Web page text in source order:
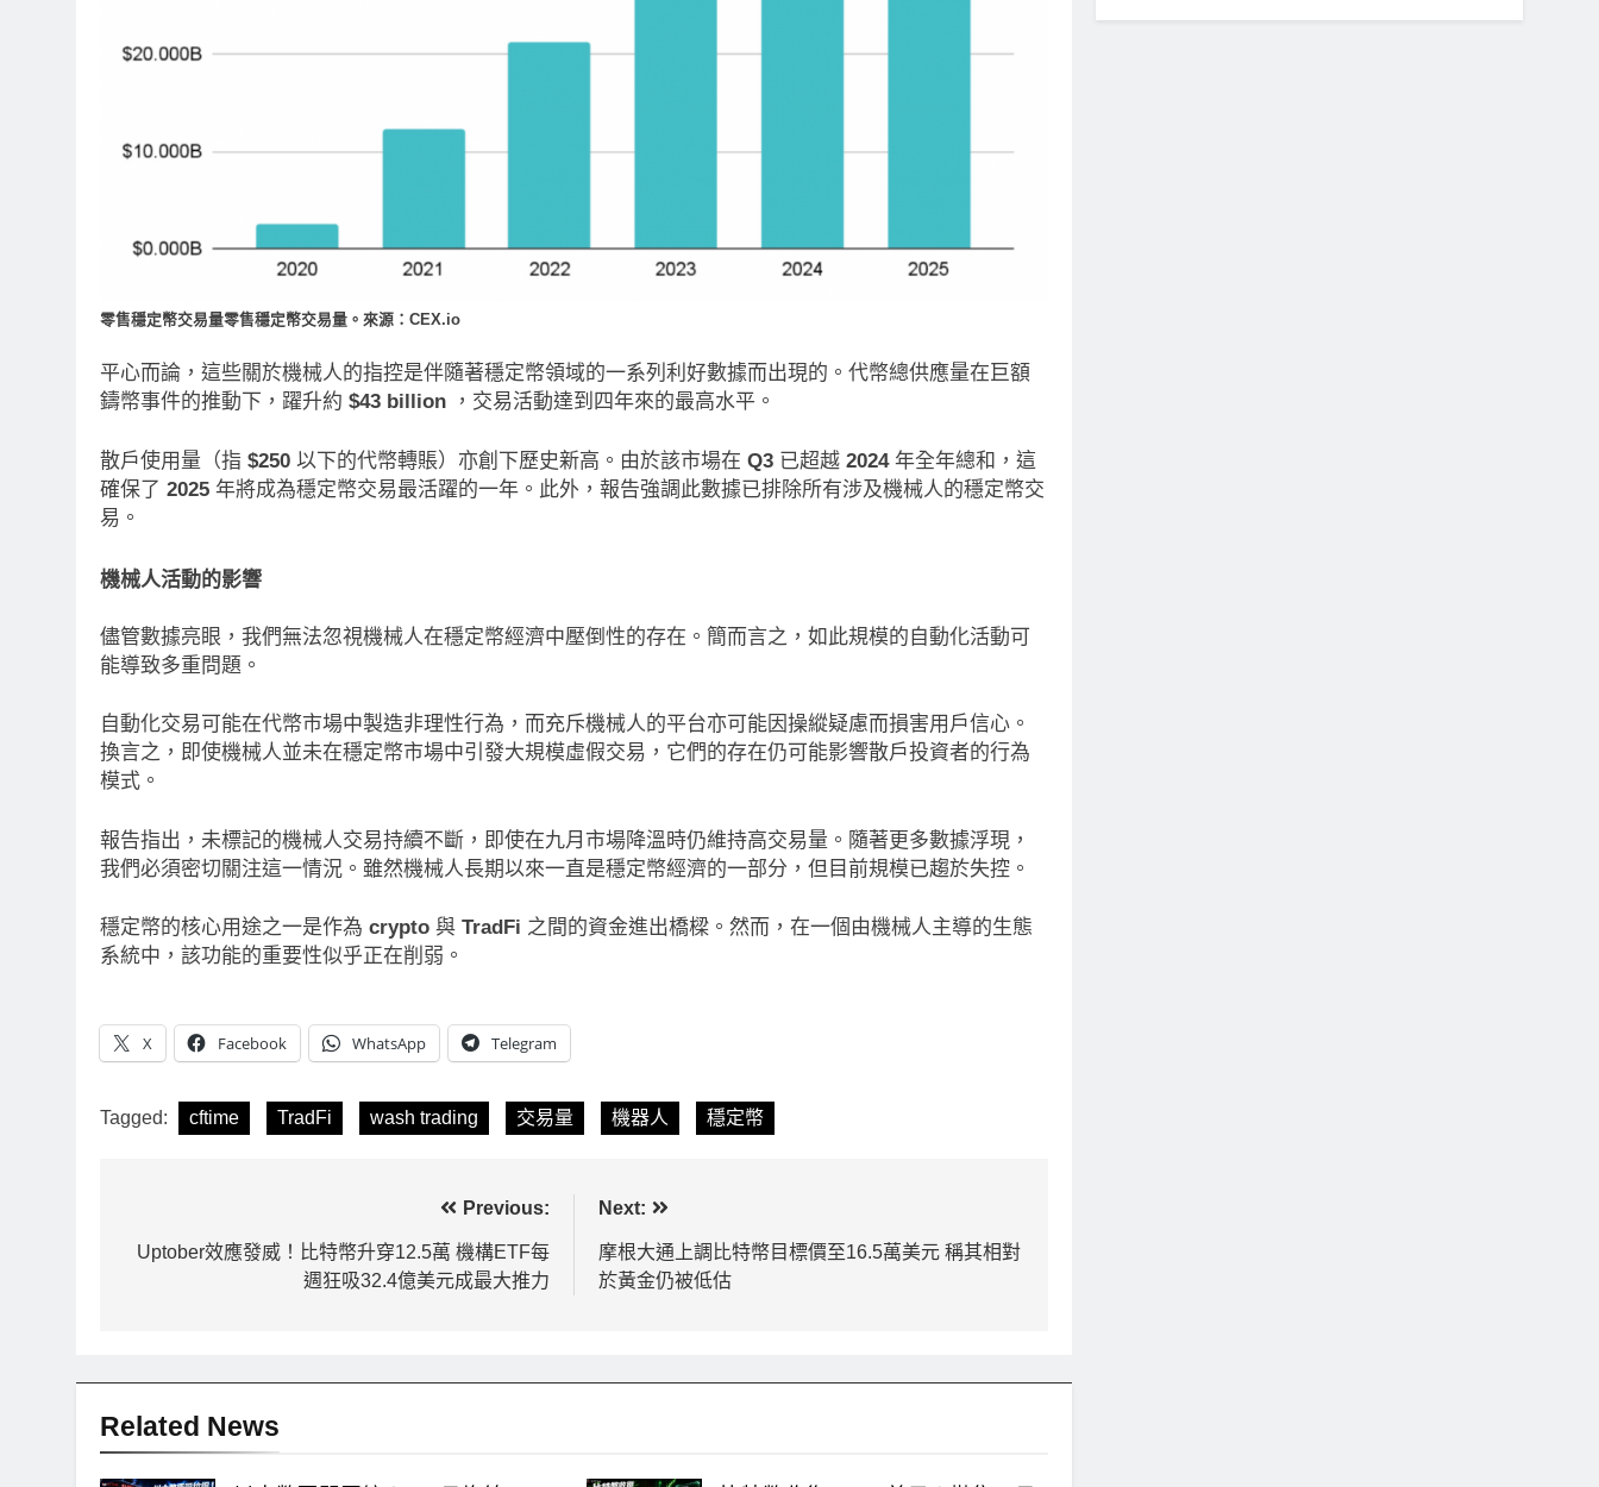
零售穩定幣交易量零售穩定幣交易量。來源：CEX.io
平心而論，這些關於機械人的指控是伴隨著穩定幣領域的一系列利好數據而出現的。代幣總供應量在巨額
鑄幣事件的推動下，躍升約 $43 billion ，交易活動達到四年來的最高水平。
散戶使用量（指 $250 以下的代幣轉賬）亦創下歷史新高。由於該市場在 Q3 已超越 2024年全年總和，這
確保了 2025 年將成為穩定幣交易最活躍的一年。此外，報告強調此數據已排除所有涉及機械人的穩定幣交
易。
機械人活動的影響
儘管數據亮眼，我們無法忽視機械人在穩定幣經濟中壓倒性的存在。簡而言之，如此規模的自動化活動可
能導致多重問題。
自動化交易可能在代幣市場中製造非理性行為，而充斥機械人的平台亦可能因操縱疑慮而損害用戶信心。
換言之，即使機械人並未在穩定幣市場中引發大規模虛假交易，它們的存在仍可能影響散戶投資者的行為
模式。
報告指出，未標記的機械人交易持續不斷，即使在九月市場降溫時仍維持高交易量。隨著更多數據浮現，
我們必須密切關注這一情況。雖然機械人長期以來一直是穩定幣經濟的一部分，但目前規模已趨於失控。
穩定幣的核心用途之一是作為 crypto 與 TradFi 之間的資金進出橋樑。然而，在一個由機械人主導的生態
系統中，該功能的重要性似乎正在削弱。
X Facebook WhatsApp Telegram
Tagged: cftime TradFi wash trading 交易量 機器人 穩定幣
章
Previous:
Uptober效應發威！比特幣升穿12.5萬 機構ETF每
週狂吸32.4億美元成最大推力
Next:
摩根大通上調比特幣目標價至16.5萬美元 稱其相對
於黃金仍被低估
Related News